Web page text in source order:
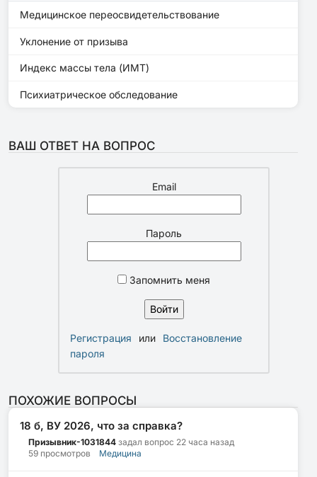
Медицинское переосвидетельствование
Уклонение от призыва
Индекс массы тела (ИМТ)
Психиатрическое обследование
ВАШ ОТВЕТ НА ВОПРОС
Email
Пароль
Запомнить меня
Регистрация или
Восстановление
пароля
ПОХОЖИЕ ВОПРОСЫ
18 б, ВУ 2026, что за справка?
Призывник-1031844 задал вопрос 22 часа назад
59 просмотров
Медицина